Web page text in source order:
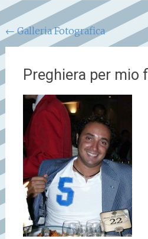
Navigazione
articoli
←Galleria Fotografica
Preghiera per mio